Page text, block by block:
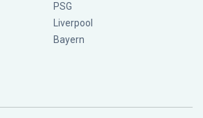
PSG
Liverpool
Bayern